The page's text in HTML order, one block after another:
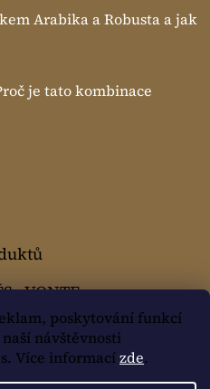
poskytování funkcí
návštěvnosti
Více informacízde.
Arabika a Robusta a jak
je tato kombinace
- VONTE
je 5 z 5 hvězdiček.